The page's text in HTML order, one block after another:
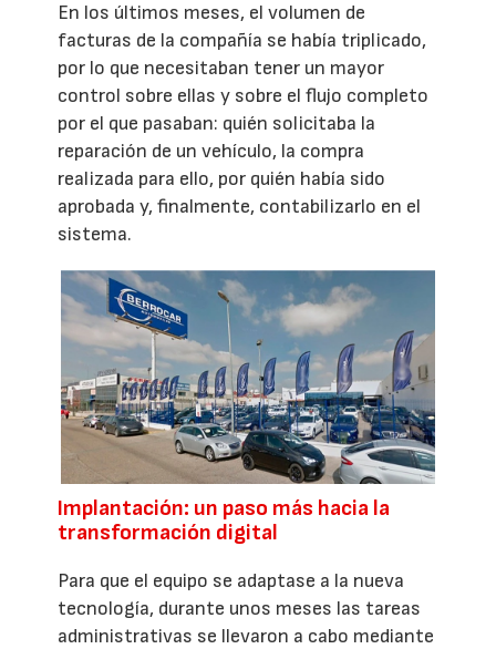
En los últimos meses, el volumen de
facturas de la compañía se había triplicado,
por lo que necesitaban tener un mayor
control sobre ellas y sobre el flujo completo
por el que pasaban: quién solicitaba la
reparación de un vehículo, la compra
realizada para ello, por quién había sido
aprobada y, finalmente, contabilizarlo en el
sistema.
Implantación: un paso más hacia la
transformación digital
Para que el equipo se adaptase a la nueva
tecnología, durante unos meses las tareas
administrativas se llevaron a cabo mediante